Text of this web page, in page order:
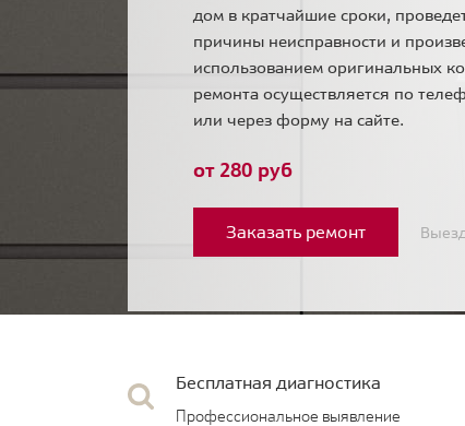
дом в кратчайшие сроки,
причины неисправности и
использованием оригинальных
ремонта осуществляется по
или через форму на сайте.
от 280 руб
Заказать ремонт
Бесплатная диагностика
Профессиональное выявление